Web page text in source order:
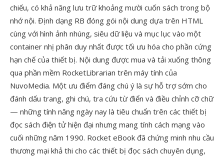
chiếu, có khả năng lưu trữ khoảng mười cuốn sách trong bộ
nhớ nội. Định dạng RB đóng gói nội dung dựa trên HTML
cùng với hình ảnh nhúng, siêu dữ liệu và mục lục vào một
container nhị phân duy nhất được tối ưu hóa cho phần cứng
hạn chế của thiết bị. Nội dung được mua và tải xuống thông
qua phần mềm RocketLibrarian trên máy tính của
NuvoMedia. Một ưu điểm đáng chú ý là sự hỗ trợ sớm cho
đánh dấu trang, ghi chú, tra cứu từ điển và điều chỉnh cỡ chữ
— những tính năng ngày nay là tiêu chuẩn trên các thiết bị
đọc sách điện tử hiện đại nhưng mang tính cách mạng vào
cuối những năm 1990. Rocket eBook đã chứng minh nhu cầu
thương mại khả thi cho các thiết bị đọc sách chuyên dụng,